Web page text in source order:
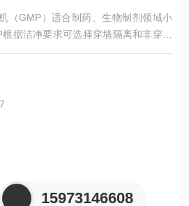
（GMP）适合制药、生物制剂领域小
据洁净要求可选择穿墙隔离和非穿墙
化率可达90%以上，*GMP及FDA要
15973146608